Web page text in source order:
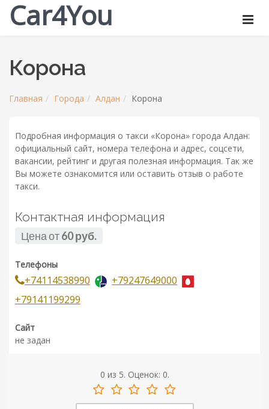
Car4You
Корона
Главная Города Алдан Корона
Подробная информация о такси «Корона» города Алдан:
официальный сайт, номера телефона и адрес, соцсети,
вакансии, рейтинг и другая полезная информация. Так же
Вы можете ознакомится или оставить отзыв о работе
такси.
Контактная информация
Цена от60 руб.
Телефоны
+74114538990
+79247649000
+79141199299
Сайт
не задан
0 из 5. Оценок: 0.